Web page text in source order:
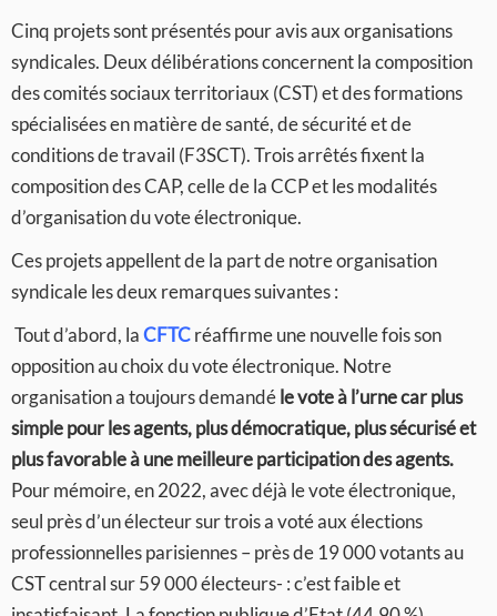
Cinq projets sont présentés pour avis aux organisations
syndicales. Deux délibérations concernent la composition
des comités sociaux territoriaux (CST) et des formations
spécialisées en matière de santé, de sécurité et de
conditions de travail (F3SCT). Trois arrêtés fixent la
composition des CAP, celle de la CCP et les modalités
d’organisation du vote électronique.
Ces projets appellent de la part de notre organisation
syndicale les deux remarques suivantes :
Tout d’abord, laCFTCréaffirme une nouvelle fois son
opposition au choix du vote électronique. Notre
organisation a toujours demandéle vote à l’urne car plus
simple pour les agents, plus démocratique, plus sécurisé et
plus favorable à une meilleure participation des agents.
Pour mémoire, en 2022, avec déjà le vote électronique,
seul près d’un électeur sur trois a voté aux élections
professionnelles parisiennes – près de 19 000 votants au
CST central sur 59 000 électeurs- : c’est faible et